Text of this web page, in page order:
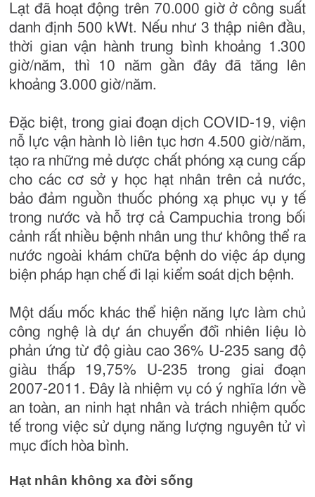
Lạt đã hoạt động trên 70.000 giờ ở công suất
danh định 500 kWt. Nếu như 3 thập niên đầu,
thời gian vận hành trung bình khoảng 1.300
giờ/năm, thì 10 năm gần đây đã tăng lên
khoảng 3.000 giờ/năm.
Đặc biệt, trong giai đoạn dịch COVID-19, viện
nỗ lực vận hành lò liên tục hơn 4.500 giờ/năm,
tạo ra những mẻ dược chất phóng xạ cung cấp
cho các cơ sở y học hạt nhân trên cả nước,
bảo đảm nguồn thuốc phóng xạ phục vụ y tế
trong nước và hỗ trợ cả Campuchia trong bối
cảnh rất nhiều bệnh nhân ung thư không thể ra
nước ngoài khám chữa bệnh do việc áp dụng
biện pháp hạn chế đi lại kiểm soát dịch bệnh.
Một dấu mốc khác thể hiện năng lực làm chủ
công nghệ là dự án chuyển đổi nhiên liệu lò
phản ứng từ độ giàu cao 36% U-235 sang độ
giàu thấp 19,75% U-235 trong giai đoạn
2007-2011. Đây là nhiệm vụ có ý nghĩa lớn về
an toàn, an ninh hạt nhân và trách nhiệm quốc
tế trong việc sử dụng năng lượng nguyên tử vì
mục đích hòa bình.
Hạt nhân không xa đời sống